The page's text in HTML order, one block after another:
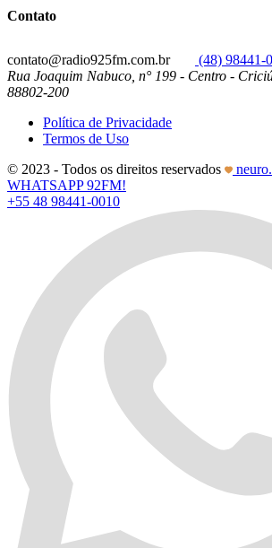
Contato
contato@radio925fm.com.br
(48) 98441-
Rua Joaquim Nabuco, n° 199 - Centro -
88802-200
Política de Privacidade
Termos de Uso
© 2023 - Todos os direitos reservados
WHATSAPP 92FM!
+55 48 98441-0010